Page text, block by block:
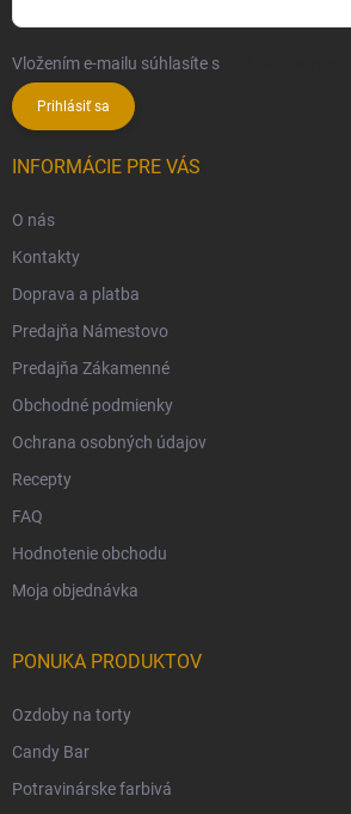
Vložením e-mailu súhlasíte s
Prihlásiť sa
INFORMÁCIE PRE VÁS
O nás
Kontakty
Doprava a platba
Predajňa Námestovo
Predajňa Zákamenné
Obchodné podmienky
Ochrana osobných údajov
Recepty
FAQ
Hodnotenie obchodu
Moja objednávka
PONUKA PRODUKTOV
Ozdoby na torty
Candy Bar
Potravinárske farbivá